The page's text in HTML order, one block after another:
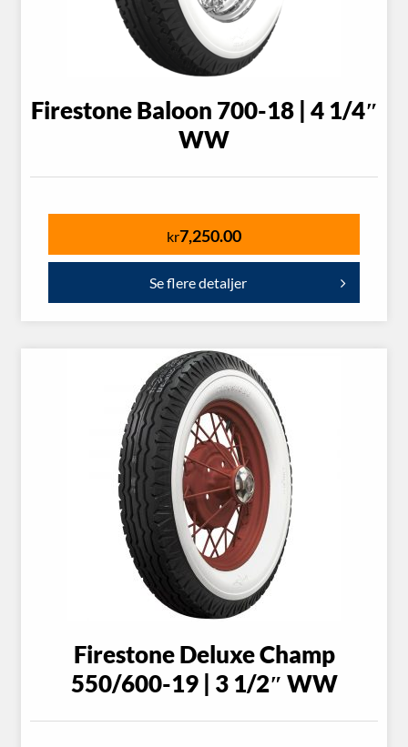
Firestone Baloon 700-18 | 4 1/4″
WW
kr7,250.00
Se flere detaljer
Firestone Deluxe Champ
550/600-19 | 3 1/2″ WW